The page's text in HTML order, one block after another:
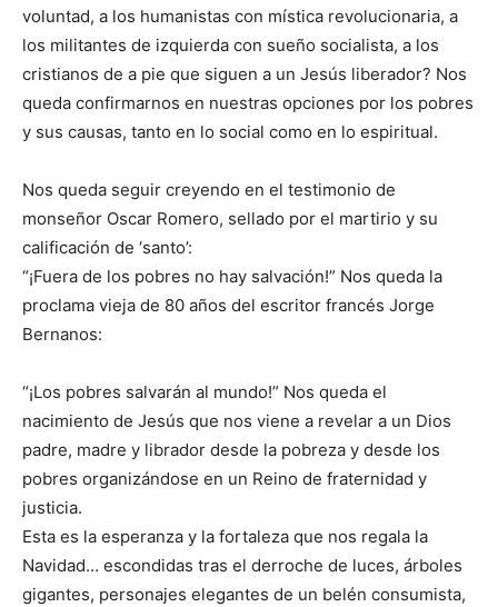
voluntad, a los humanistas con mística revolucionaria, a
los militantes de izquierda con sueño socialista, a los
cristianos de a pie que siguen a un Jesús liberador? Nos
queda confirmarnos en nuestras opciones por los pobres
y sus causas, tanto en lo social como en lo espiritual.
Nos queda seguir creyendo en el testimonio de
monseñor Oscar Romero, sellado por el martirio y su
calificación de ‘santo’:
“¡Fuera de los pobres no hay salvación!” Nos queda la
proclama vieja de 80 años del escritor francés Jorge
Bernanos:
“¡Los pobres salvarán al mundo!” Nos queda el
nacimiento de Jesús que nos viene a revelar a un Dios
padre, madre y librador desde la pobreza y desde los
pobres organizándose en un Reino de fraternidad y
justicia.
Esta es la esperanza y la fortaleza que nos regala la
Navidad… escondidas tras el derroche de luces, árboles
gigantes, personajes elegantes de un belén consumista,